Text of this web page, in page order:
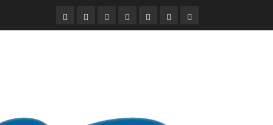
DURANGO
NACIONAL
INTERNACIONAL
DEPORTES
ENTRETENIMIENTO
CIENCIA
Y
OPINION